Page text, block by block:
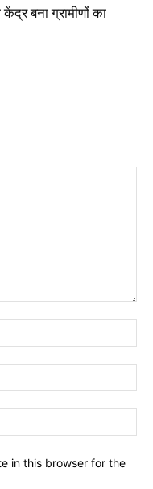
बना ग्रामीणों का
in this browser for the